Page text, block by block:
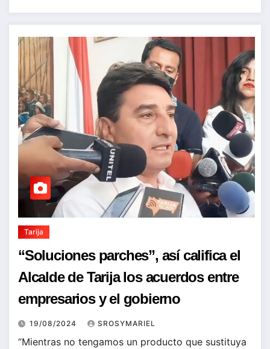
Tarija
“Soluciones parches”, así califica el
Alcalde de Tarija los acuerdos entre
empresarios y el gobierno
19/08/2024 SROSYMARIEL
“Mientras no tengamos un producto que sustituya